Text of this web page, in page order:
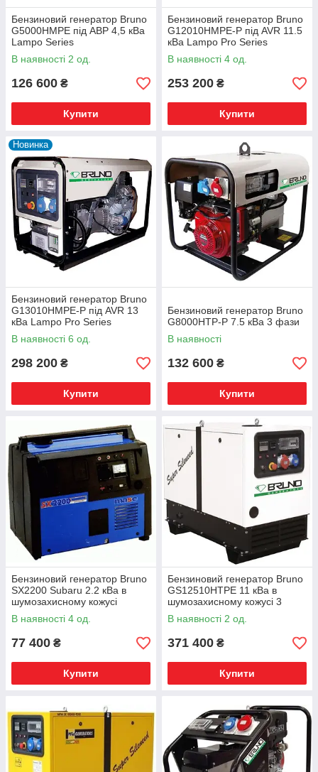
Бензиновий генератор Bruno
G5000HMPE під АВР 4,5 кВа
Lampo Series
В наявності 2 од.
126 600 ₴
Купити
Бензиновий генератор Bruno
G12010HMPE-P під AVR 11.5
кВа Lampo Pro Series
В наявності 4 од.
253 200 ₴
Купити
Новинка
Бензиновий генератор Bruno
G13010HMPE-P під AVR 13
кВа Lampo Pro Series
В наявності 6 од.
298 200 ₴
Купити
Бензиновий генератор Bruno
G8000HTP-P 7.5 кВа 3 фази
В наявності
132 600 ₴
Купити
Бензиновий генератор Bruno
SX2200 Subaru 2.2 кВа в
шумозахисному кожусі
В наявності 4 од.
77 400 ₴
Купити
Бензиновий генератор Bruno
GS12510HTPE 11 кВа в
шумозахисному кожусі 3
фази
В наявності 2 од.
371 400 ₴
Купити